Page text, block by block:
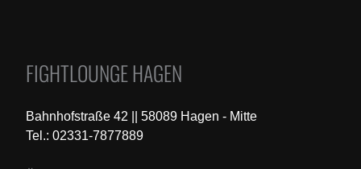
FIGHTLOUNGE HAGEN
Bahnhofstraße 42 || 58089 Hagen - Mitte
Tel.: 02331-7877889